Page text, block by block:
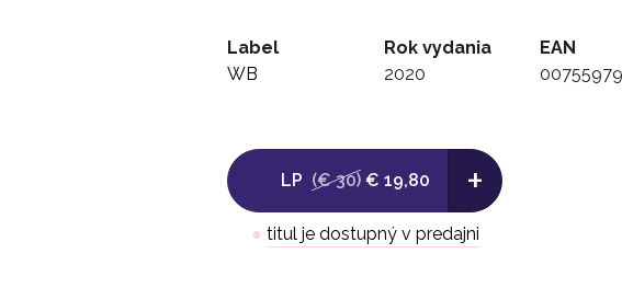
Label
WB
Rok vydania
2020
EAN
LP (€ 30) € 19,80 +
● titul je dostupný v predajni